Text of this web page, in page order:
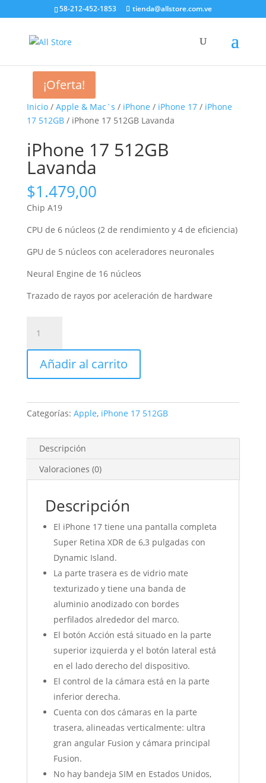
58-212-452-1853 tienda@allstore.com.ve
Inicio/ Apple & Mac`s / iPhone / iPhone 17/ iPhone
17 512GB/ iPhone 17 512GB Lavanda
iPhone 17 512GB
Lavanda
$1.479,00
Chip A19
CPU de 6 núcleos (2 de rendi­miento y 4 de eficiencia)
GPU de 5 núcleos con aceleradores neuronales
Neural Engine de 16 núcleos
Trazado de rayos por aceleración de hardware
512GB
Lavanda
cantidad
Añadir al carrito
Categorías: Apple, iPhone 17 512GB
Descripción
Valoraciones (0)
Descripción
El iPhone 17 tiene una pantalla completa
Super Retina XDR de 6,3 pulgadas con
Dynamic Island.
La parte trasera es de vidrio mate
texturizado y tiene una banda de
aluminio anodizado con bordes
perfilados alrededor del marco.
El botón Acción está situado en la parte
superior izquierda y el botón lateral está
en el lado derecho del dispositivo.
El control de la cámara está en la parte
inferior derecha.
Cuenta con dos cámaras en la parte
trasera, alineadas verticalmente: ultra
gran angular Fusion y cámara principal
Fusion.
No hay bandeja SIM en Estados Unidos,
¡Oferta!